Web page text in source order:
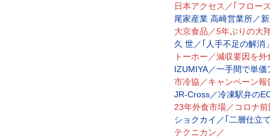
日本アクセス／｢フロー
尾家産業 高崎営業所／
大京食品／5年ぶりの大
久 世／｢人手不足の解消
トーホー／減収要因を
IZUMIYA／一手間で単
市冷協／キャンペーン
JR-Cross／冷凍駅弁の
23年外食市場／コロナ
ショクカイ／｢二層仕立
テクニカン／